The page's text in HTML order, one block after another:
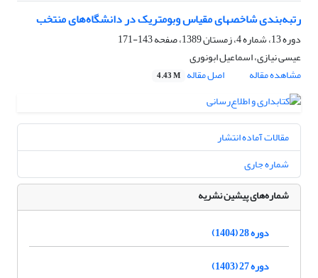
رتبه‌بندی شاخصهای مقیاس وبومتریک در دانشگاه‌های منتخب
دوره 13، شماره 4، زمستان 1389، صفحه
143-171
عیسی نیازی، اسماعیل ابونوری
مشاهده مقاله
اصل مقاله 4.43 M
مقالات آماده انتشار
شماره جاری
شماره‌های پیشین نشریه
دوره 28 (1404)
دوره 27 (1403)